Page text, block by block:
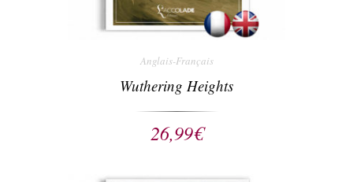
Anglais-Français
Wuthering Heights
26,99€